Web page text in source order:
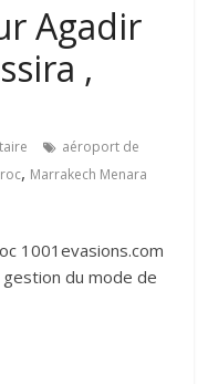
Agadir
,
aéroport de
, Marrakech Menara
1001evasions.com
du mode de